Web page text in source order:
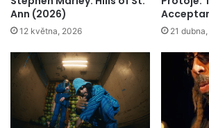
Ann (2026)
12 května, 2026 21